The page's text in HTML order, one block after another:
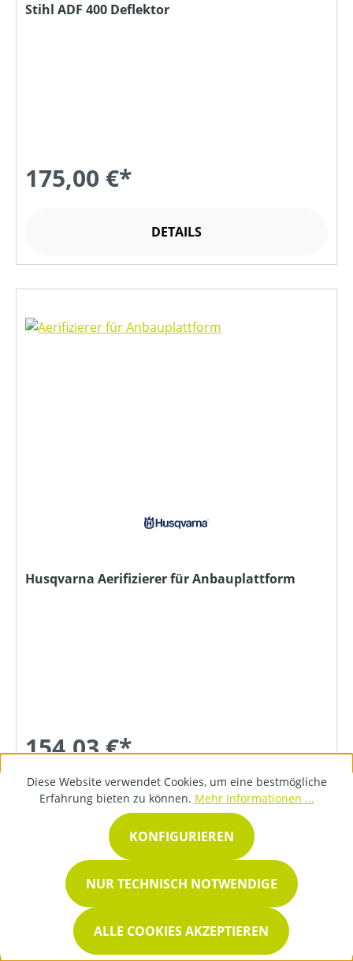
Stihl ADF 400 Deflektor
175,00 €*
DETAILS
Husqvarna Aerifizierer für Anbauplattform
154,03 €*
DETAILS
Diese Website verwendet Cookies, um eine bestmögliche
Erfahrung bieten zu können. Mehr Informationen ...
NUR TECHNISCH NOTWENDIGE
KONFIGURIEREN
ALLE COOKIES AKZEPTIEREN